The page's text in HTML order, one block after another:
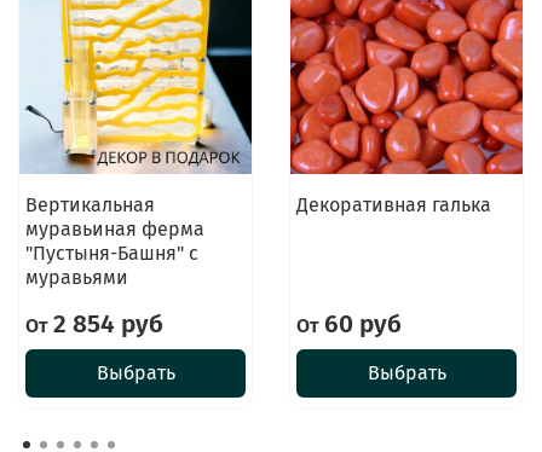
Вертикальная
муравьиная ферма
"Пустыня-Башня" с
муравьями
От2 854 руб
Выбрать
Декоративная галька
От60 руб
Выбрать